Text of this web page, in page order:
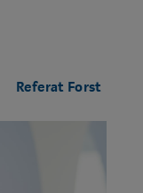
Referat Forst